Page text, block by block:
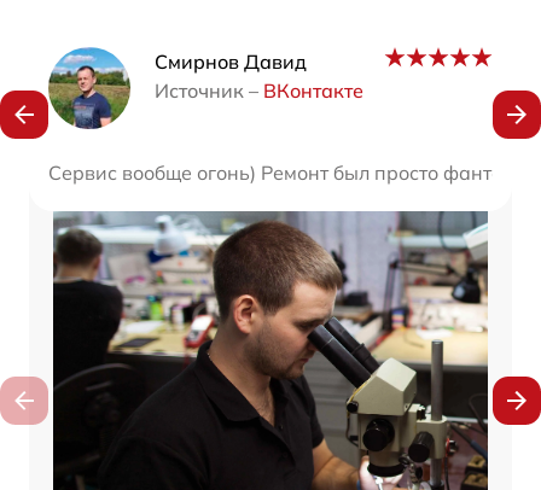
Смирнов Давид
Источник – ВКонтакте
Сервис вообще огонь) Ремонт был просто
Наши мастера